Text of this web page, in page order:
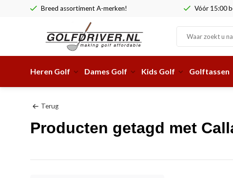
Breed assortiment A-merken! Vóór 15:00
Heren Golf Dames Golf Kids Golf Golftassen
Terug
Producten getagd met